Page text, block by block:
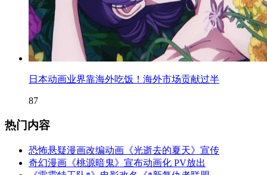
日本动画业界靠海外吃饭！海外市场贡献过半
87
热门内容
恐怖悬疑漫画改编动画《光逝去的夏天》宣传
奇幻漫画《桃源暗鬼》宣布动画化 PV放出